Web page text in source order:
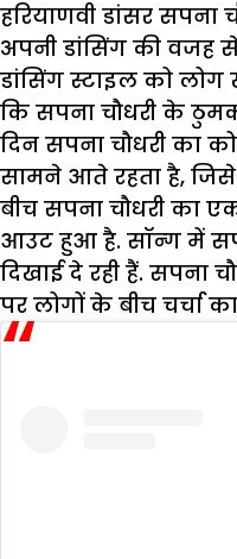
हरियाणवी डांसर सपना
अपनी डांसिंग की वजह
डांसिंग स्टाइल को
कि सपना चौधरी के
दिन सपना चौधरी का
सामने आते रहता है,
बीच सपना चौधरी का
आउट हुआ है. सॉन्ग में
दिखाई दे रही हैं. सपना
पर लोगों के बीच चर्चा